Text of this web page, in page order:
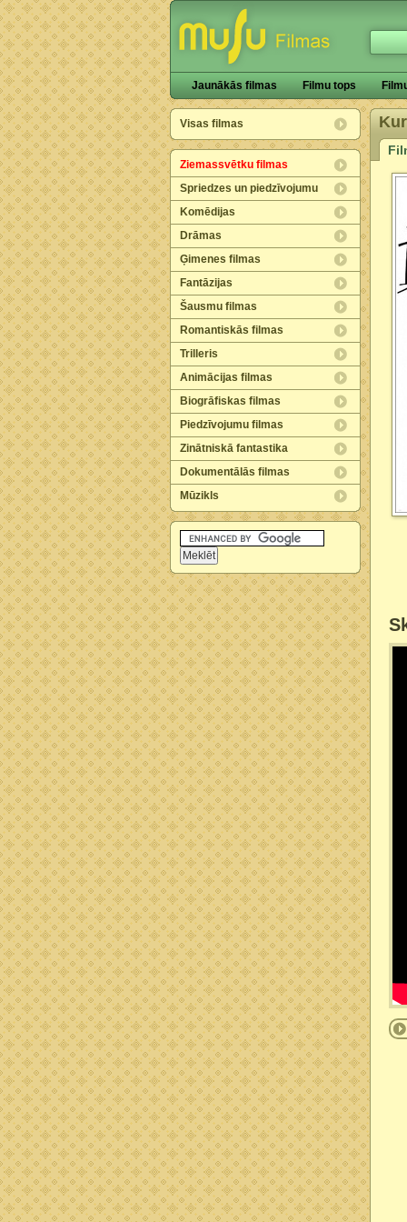
Jaunākās filmas Filmu tops
Visas filmas
Ziemassvētku filmas
Spriedzes un piedzīvojumu
Komēdijas
Drāmas
Ģimenes filmas
Fantāzijas
Šausmu filmas
Romantiskās filmas
Trilleris
Animācijas filmas
Biogrāfiskas filmas
Piedzīvojumu filmas
Zinātniskā fantastika
Dokumentālās filmas
Mūzikls